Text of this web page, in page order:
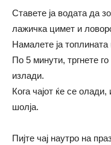
Ставете ја водата да
лажичка цимет и
Намалете ја
По 5 минути, тргнете
излади.
Кога чајот ќе се
шолја.
Пијте чај наутро на